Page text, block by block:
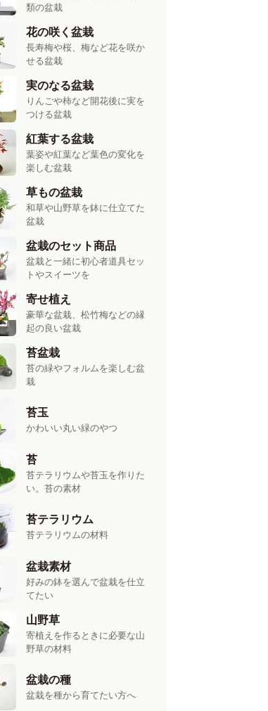
類の盆栽
花の咲く盆栽
長寿梅や桜、梅など花を咲か
せる盆栽
実のなる盆栽
りんごや柿など開花後に実を
つける盆栽
紅葉する盆栽
葉姿や紅葉など葉色の変化を
楽しむ盆栽
草もの盆栽
和草や山野草を鉢に仕立てた
盆栽
盆栽のセット商品
盆栽と一緒に初心者道具セッ
トやスイーツを
寄せ植え
豪華な盆栽、松竹梅などの縁
起の良い盆栽
苔盆栽
苔の緑やフォルムを楽しむ盆
栽
苔玉
かわいい丸い緑のやつ
苔
苔テラリウムや苔玉を作りた
い。苔の素材
苔テラリウム
苔テラリウムの材料
盆栽素材
好みの鉢を選んで盆栽を仕立
てたい
山野草
寄植えを作るときに必要な山
野草の材料
盆栽の種
盆栽を種から育てたい方へ